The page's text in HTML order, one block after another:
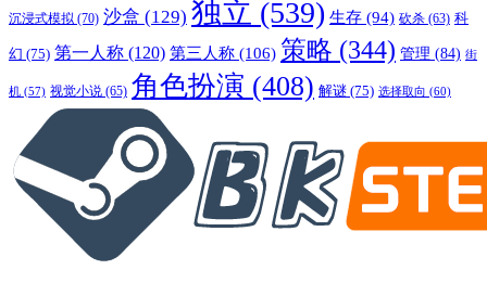
沉浸式模拟 (70) 沙盒 (129) 独立 (539) 生存 (94) 砍杀 (63) 科
幻 (75) 第一人称 (120) 第三人称 (106) 策略 (344) 管理 (84) 街
机 (57) 视觉小说 (65) 角色扮演 (408) 解谜 (75) 选择取向 (60)